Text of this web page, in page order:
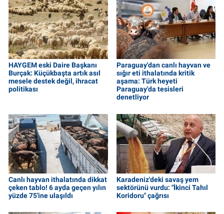
HAYGEM eski Daire Başkanı
Burçak: Küçükbaşta artık asıl
mesele destek değil, ihracat
politikası
Paraguay'dan canlı hayvan ve
sığır eti ithalatında kritik
aşama: Türk heyeti
Paraguay'da tesisleri
denetliyor
Canlı hayvan ithalatında dikkat
çeken tablo! 6 ayda geçen yılın
yüzde 75'ine ulaşıldı
Karadeniz'deki savaş yem
sektörünü vurdu: "İkinci Tahıl
Koridoru" çağrısı